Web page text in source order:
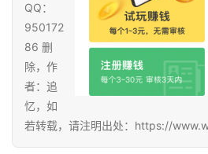
QQ：
950172
86 删
除，作
者：追
忆，如
若转载，请注明出处：https://